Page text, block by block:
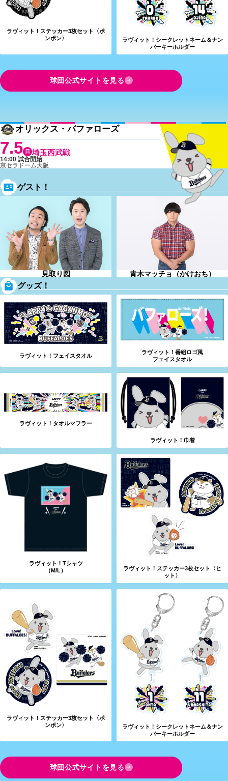
ラヴィット！ステッカー3枚セット〈ポ
ンポン〉
ラヴィット！シークレットネーム＆ナン
バーキーホルダー
球団公式サイトを見る
オリックス・バファローズ
7.5 日 埼玉西武戦
14:00 試合開始
京セラドーム大阪
ゲスト！
見取り図 青木マッチョ（かけおち）
グッズ！
ラヴィット！フェイスタオル
ラヴィット！番組ロゴ風
フェイスタオル
ラヴィット！タオルマフラー
ラヴィット！巾着
ラヴィット！Tシャツ
（M/L）
ラヴィット！ステッカー3枚セット〈ヒ
ット〉
ラヴィット！ステッカー3枚セット〈ポ
ンポン〉
ラヴィット！シークレットネーム＆ナン
バーキーホルダー
球団公式サイトを見る